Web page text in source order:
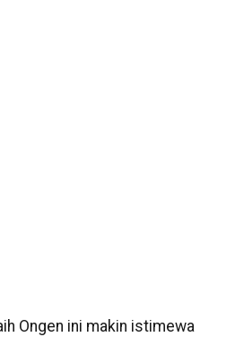
Ongen ini makin istimewa